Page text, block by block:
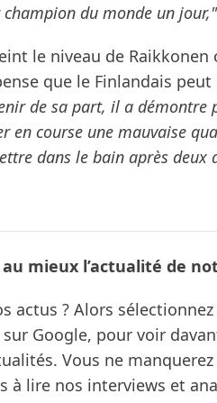
du monde un jour,"
le niveau de
que le Finlandais
de sa part, il a démontre
en course une mauvaise
dans le bain après deux
mieux l’actualité de
actus ? Alors
Google, pour voir
Vous ne
à lire nos interviews et